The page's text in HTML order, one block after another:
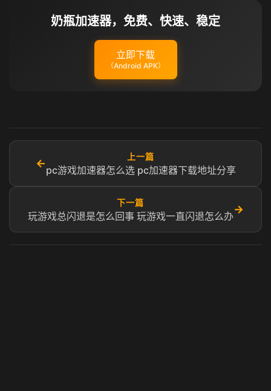
奶瓶加速器，免费、快速、稳定
立即下载
（Android APK）
←
上一篇
pc游戏加速器怎么选 pc加速器下载地址分享
下一篇
玩游戏总闪退是怎么回事 玩游戏一直闪退怎么办
→